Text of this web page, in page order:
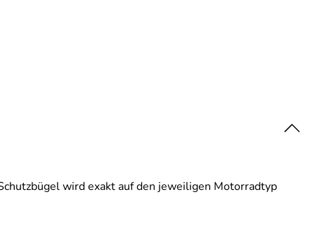
wird exakt auf den jeweiligen Motorradtyp